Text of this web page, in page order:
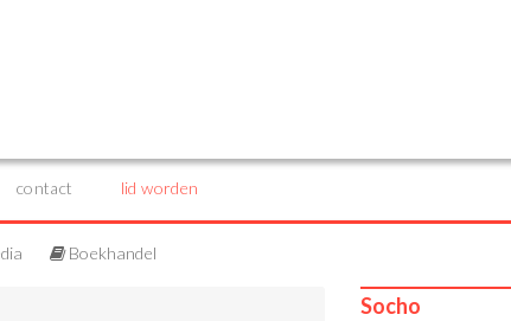
contact lid worden
Boekhandel
Socho